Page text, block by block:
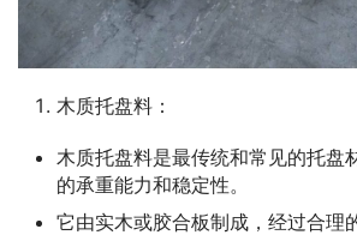
木质托盘料：
木质托盘料是最传统和常见的托盘
的承重能力和稳定性。
它由实木或胶合板制成，经过合理